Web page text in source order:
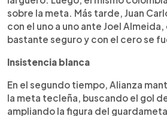
sobre la meta. Más tarde, Juan
con el uno a uno ante Joel
bastante seguro y con el cero se
Insistencia blanca
En el segundo tiempo, Alianza
la meta tecleña, buscando el gol
ampliando la figura del